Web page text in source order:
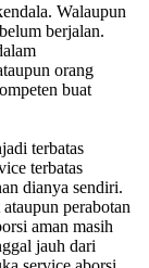
Walaupun
berjalan.
orang
buat
terbatas
terbatas
dianya sendiri.
perabotan
aman masih
jauh dari